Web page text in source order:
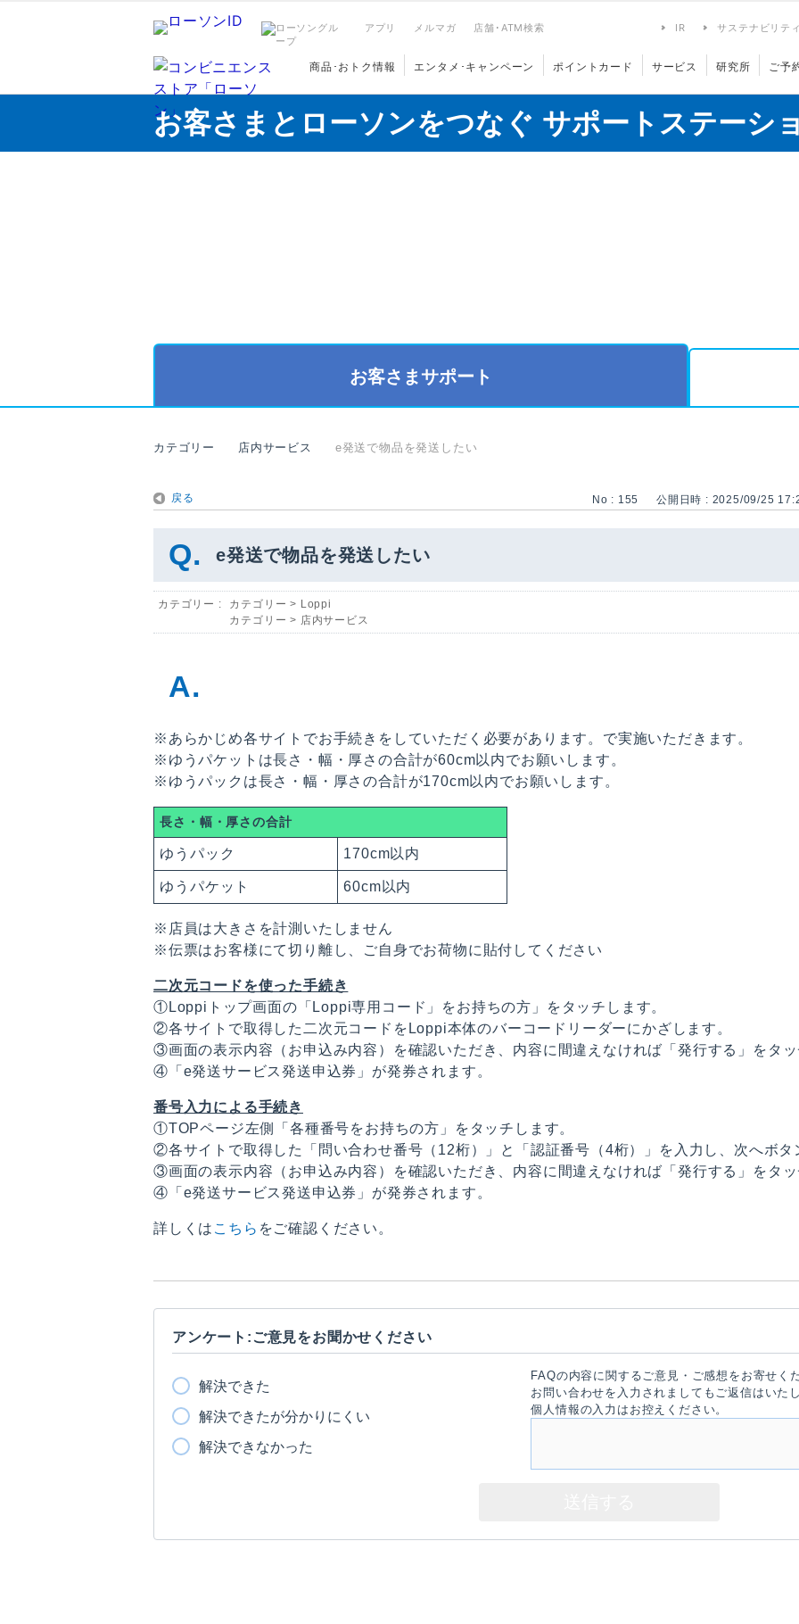
アプリ メルマガ 店舗･ATM検索 IR サステナビリティ
商品･おトク情報 エンタメ･キャンペーン ポイントカード サービス 研究所 ご予
お客さまとローソンをつなぐ サポートステーシ
お客さまサポート
カテゴリー 店内サービス e発送で物品を発送したい
戻る No : 155 公開日時 : 2025/09/25
e発送で物品を発送したい
カテゴリー : カテゴリー > Loppi
カテゴリー > 店内サービス
※あらかじめ各サイトでお手続きをしていただく必要があります。で実施いただきます。
※ゆうパケットは長さ・幅・厚さの合計が60cm以内でお願いします。
※ゆうパックは長さ・幅・厚さの合計が170cm以内でお願いします。
長さ・幅・厚さの合計
ゆうパック 170cm以内
ゆうパケット 60cm以内
※店員は大きさを計測いたしません
※伝票はお客様にて切り離し、ご自身でお荷物に貼付してください
二次元コードを使った手続き
①Loppiトップ画面の「Loppi専用コード」をお持ちの方」をタッチします。
②各サイトで取得した二次元コードをLoppi本体のバーコードリーダーにかざします。
③画面の表示内容（お申込み内容）を確認いただき、内容に間違えなければ「発行する」をタッ
④「e発送サービス発送申込券」が発券されます。
番号入力による手続き
①TOPページ左側「各種番号をお持ちの方」をタッチします。
②各サイトで取得した「問い合わせ番号（12桁）」と「認証番号（4桁）」を入力し、次へボタ
③画面の表示内容（お申込み内容）を確認いただき、内容に間違えなければ「発行する」をタッ
④「e発送サービス発送申込券」が発券されます。
詳しくは こちら をご確認ください。
アンケート:ご意見をお聞かせください
解決できた
解決できたが分かりにくい
解決できなかった
FAQの内容に関するご意見・ご感想をお寄せく
お問い合わせを入力されましてもご返信はいた
個人情報の入力はお控えください。